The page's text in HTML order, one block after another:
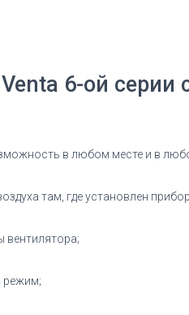
6-ой
в любом месте и в
там, где установлен
вентилятора;
режим;